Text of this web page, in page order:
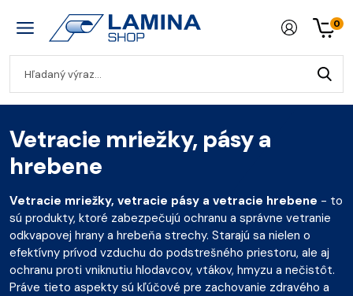
0
Vetracie mriežky, pásy a
hrebene
Vetracie mriežky, vetracie pásy a vetracie hrebene - to
sú produkty, ktoré zabezpečujú ochranu a správne vetranie
odkvapovej hrany a hrebeňa strechy. Starajú sa nielen o
efektívny prívod vzduchu do podstrešného priestoru, ale aj
ochranu proti vniknutiu hlodavcov, vtákov, hmyzu a nečistôt.
Práve tieto aspekty sú kľúčové pre zachovanie zdravého a